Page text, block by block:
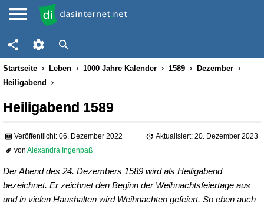
Startseite Leben 1000 Jahre Kalender 1589
Dezember
Heiligabend
Heiligabend 1589
Veröffentlicht: 06. Dezember 2022
Aktualisiert: 20. Dezember 2023
vonAlexandra Ingenpaß
Der Abend des 24. Dezembers 1589 wird als Heiligabend
bezeichnet. Er zeichnet den Beginn der Weihnachtsfeiertage aus
und in vielen Haushalten wird Weihnachten gefeiert. So eben auch